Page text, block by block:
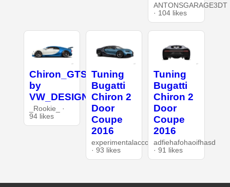
ANTONSGARAGE3DT
· 104 likes
Chiron_GTS
by
VW_DESIGN
_Rookie_ ·
94 likes
Tuning
Bugatti
Chiron 2
Door
Coupe
2016
experimentalaccount
· 93 likes
Tuning
Bugatti
Chiron 2
Door
Coupe
2016
adfiehafohaoifhasd
· 91 likes